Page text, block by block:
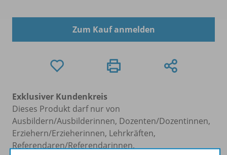
Zum Kauf anmelden
Exklusiver Kundenkreis
Dieses Produkt darf nur von
Ausbildern/Ausbilderinnen, Dozenten/Dozentinnen,
Erziehern/Erzieherinnen, Lehrkräften,
Referendaren/Referendarinnen,